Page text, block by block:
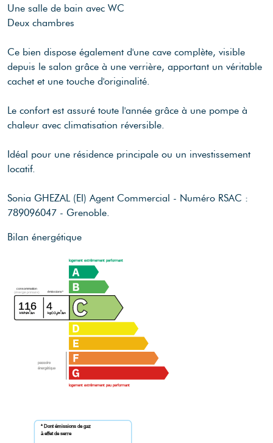
Une salle de bain avec WC
Deux chambres
Ce bien dispose également d'une cave complète, visible
depuis le salon grâce à une verrière, apportant un véritable
cachet et une touche d'originalité.
Le confort est assuré toute l'année grâce à une pompe à
chaleur avec climatisation réversible.
Idéal pour une résidence principale ou un investissement
locatif.
Sonia GHEZAL (EI) Agent Commercial - Numéro RSAC :
789096047 - Grenoble.
Bilan énergétique
passoire
énergétique
logement extrêmement performant
logement extrêmement peu performant
consommation
(énergie primaire)
116
kWh/m²/an
émissions*
4
kgCO2/m
²
/an
* Dont émissions de gaz
à effet de serre